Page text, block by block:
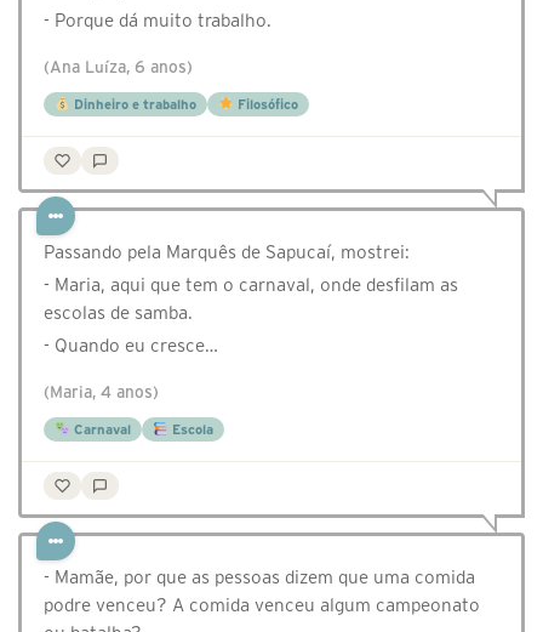
- Porque dá muito trabalho.
(Ana Luíza, 6 anos)
Dinheiro e trabalho Filosófico
Passando pela Marquês de Sapucaí, mostrei:
- Maria, aqui que tem o carnaval, onde desfilam as
escolas de samba.
- Quando eu cresce…
(Maria, 4 anos)
Carnaval Escola
- Mamãe, por que as pessoas dizem que uma comida
podre venceu? A comida venceu algum campeonato